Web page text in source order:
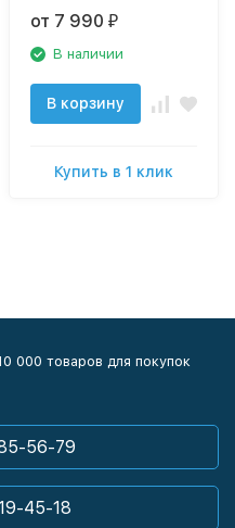
горячей воды воды,
d60)
от 7 990 ₽
В наличии
В корзину
Купить в 1 клик
000 товаров для покупок
56-79
45-18